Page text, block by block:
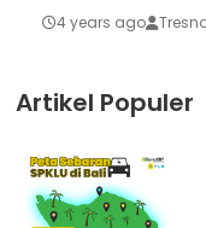
4 years ago
Artikel Populer